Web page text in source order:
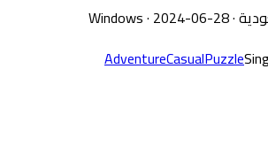
·
Windows· 2024-06-28
AdventureCasualPuzzle